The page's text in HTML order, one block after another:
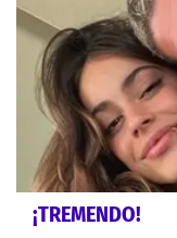
¡TREMENDO!